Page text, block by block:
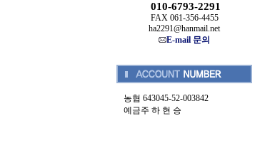
010-6793-2291
FAX 061-356-4455
ha2291@hanmail.net
E-mail 문의
농협 643045-52-003842
예금주 하 현 승